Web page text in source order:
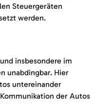
Steuergeräten
werden.
insbesondere im
unabdingbar. Hier
untereinander
der Autos